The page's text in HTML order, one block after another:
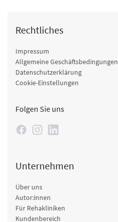
Rechtliches
Impressum
Allgemeine Geschäftsbedingungen
Datenschutzerklärung
Cookie-Einstellungen
Folgen Sie uns
Unternehmen
Über uns
Autor:innen
Für Rehakliniken
Kundenbereich